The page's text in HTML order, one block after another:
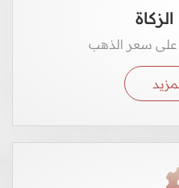
على سعر الذهب